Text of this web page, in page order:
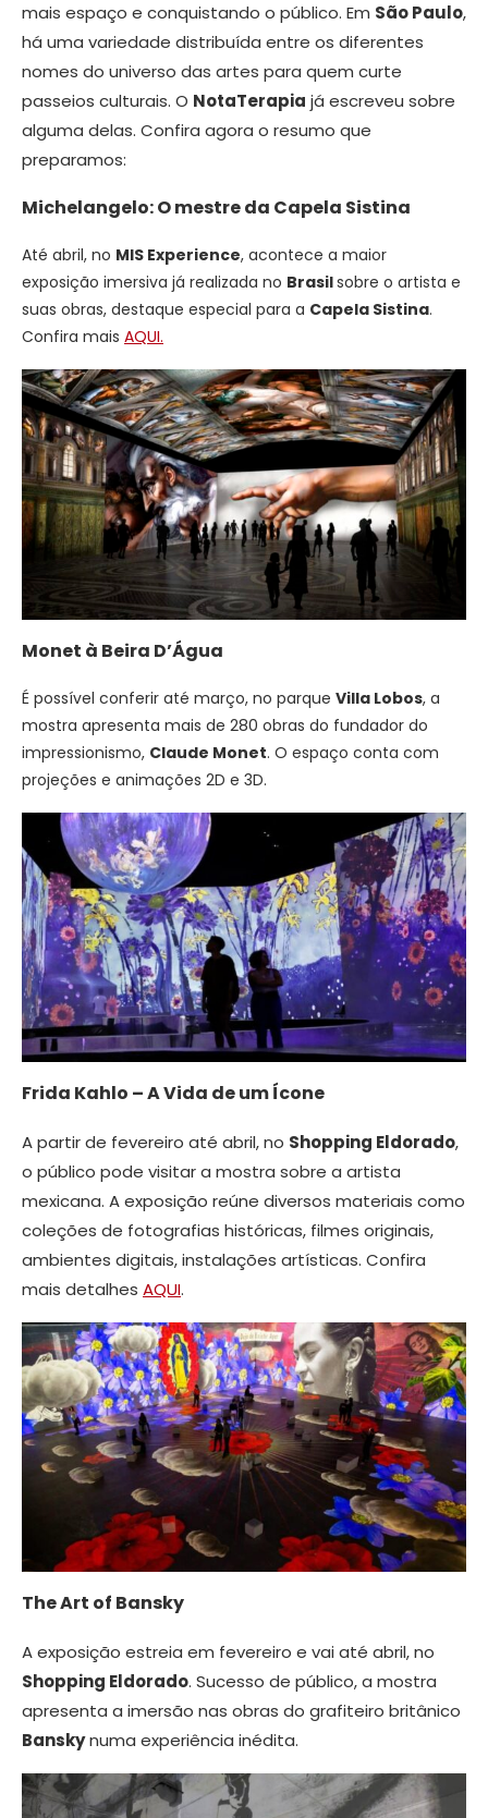
mais espaço e conquistando o público. Em São Paulo,
há uma variedade distribuída entre os diferentes
nomes do universo das artes para quem curte
passeios culturais. O NotaTerapia já escreveu sobre
alguma delas. Confira agora o resumo que
preparamos:
Michelangelo: O mestre da Capela Sistina
Até abril, no MIS Experience, acontece a maior
exposição imersiva já realizada no Brasilsobre o artista e
suas obras, destaque especial para a Capela Sistina.
Confira mais AQUI.
Monet à Beira D’Água
É possível conferir até março, no parque Villa Lobos, a
mostra apresenta mais de 280 obras do fundador do
impressionismo, Claude Monet. O espaço conta com
projeções e animações 2D e 3D.
Frida Kahlo – A Vida de um Ícone
A partir de fevereiro até abril, no Shopping Eldorado,
o público pode visitar a mostra sobre a artista
mexicana. A exposição reúne diversos materiais como
coleções de fotografias históricas, filmes originais,
ambientes digitais, instalações artísticas. Confira
mais detalhes AQUI.
The Art of Bansky
A exposição estreia em fevereiro e vai até abril, no
Shopping Eldorado. Sucesso de público, a mostra
apresenta a imersão nas obras do grafiteiro britânico
Banskynuma experiência inédita.